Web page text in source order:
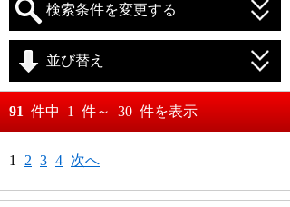
検索条件を変更する
月
月 日
並び替え
おすすめ順
料金が高い順
91 件中 1 件～ 30 件を表示
1 2 3 4 次へ